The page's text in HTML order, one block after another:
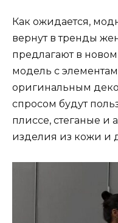
Как ожидается,
вернут в тренды
предлагают в
модель с
оригинальным
спросом будут
плиссе, стеганые
изделия из кожи и